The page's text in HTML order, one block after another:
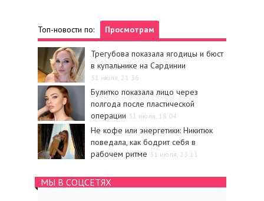
Топ-новости по: Просмотрам
Трегубова показала ягодицы и бюст
в купальнике на Сардинии
31 июля, 21:36
Булитко показала лицо через
полгода после пластической
операции 31 июля, 18:04
Не кофе или энергетики: Никитюк
поведала, как бодрит себя в
рабочем ритме 31 июля, 23:11
МЫ В СОЦСЕТЯХ